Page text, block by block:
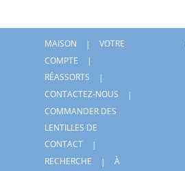
MAISON
VOTRE
COMPTE
RÉASSORTS
CONTACTEZ-NOUS
COMMANDER DES
LENTILLES DE
CONTACT
RECHERCHE
À